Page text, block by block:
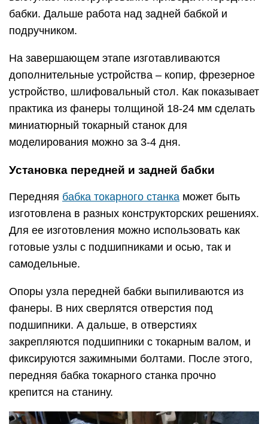
бабки. Дальше работа над задней бабкой и
подручником.
На завершающем этапе изготавливаются
дополнительные устройства – копир, фрезерное
устройство, шлифовальный стол. Как показывает
практика из фанеры толщиной 18-24 мм сделать
миниатюрный токарный станок для
моделирования можно за 3-4 дня.
Установка передней и задней бабки
Передняя бабка токарного станка может быть
изготовлена в разных конструкторских решениях.
Для ее изготовления можно использовать как
готовые узлы с подшипниками и осью, так и
самодельные.
Опоры узла передней бабки выпиливаются из
фанеры. В них сверлятся отверстия под
подшипники. А дальше, в отверстиях
закрепляются подшипники с токарным валом, и
фиксируются зажимными болтами. После этого,
передняя бабка токарного станка прочно
крепится на станину.